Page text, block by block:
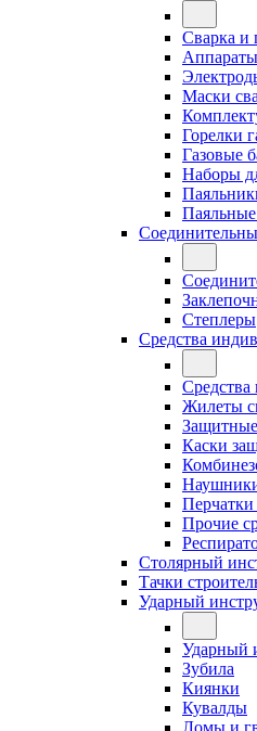
Сварка и
Маски
Горелки
Газовые
Наборы
Паяльные
Степлеры
Средства
Жилеты
Каски
Перчатки
Прочие
Столярный
Тачки
Ударный
Ударный
Зубила
Киянки
Кувалды
Ломы и